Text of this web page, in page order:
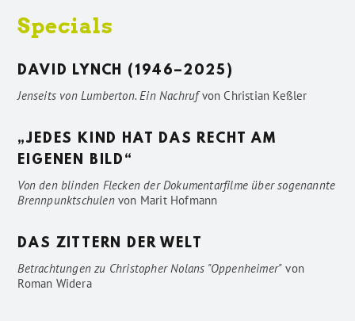
Specials
DAVID LYNCH (1946–2025)
Jenseits von Lumberton. Ein NachrufvonChristian Keßler
„JEDES KIND HAT DAS RECHT AM
EIGENEN BILD“
Von den blinden Flecken der Dokumentarfilme über sogenannte
Brennpunktschulenvon Marit Hofmann
DAS ZITTERN DER WELT
Betrachtungen zu Christopher Nolans "Oppenheimer" von
Roman Widera